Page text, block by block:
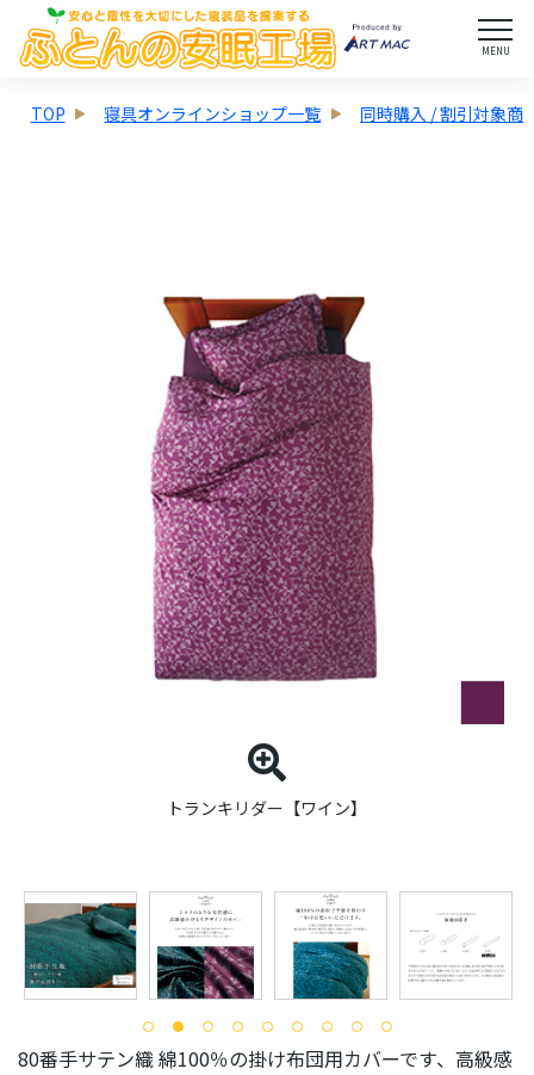
MENU
TOP 寝具オンラインショップ一覧 同時購入 / 割引対象商
トランキリダー【ワイン】
80番手サテン織 綿100％の掛け布団用カバーです、高級感